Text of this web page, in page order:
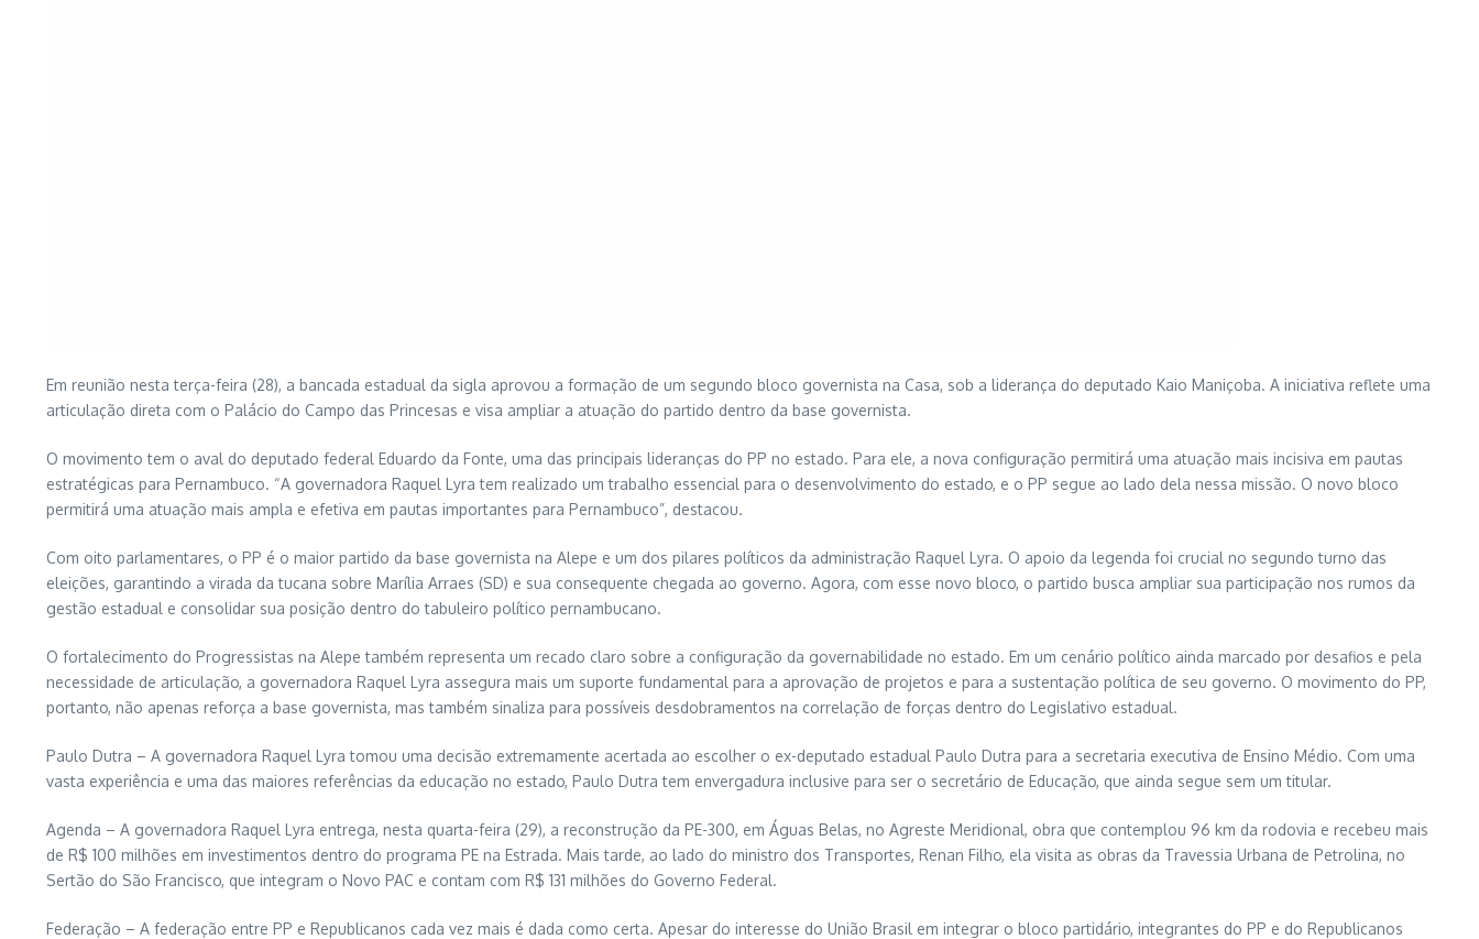
Em reunião nesta terça-feira (28), a bancada estadual da sigla aprovou a formação de um segundo bloco governista na Casa, sob a liderança do deputado Kaio Maniçoba. A iniciativa reflete uma
articulação direta com o Palácio do Campo das Princesas e visa ampliar a atuação do partido dentro da base governista.
O movimento tem o aval do deputado federal Eduardo da Fonte, uma das principais lideranças do PP no estado. Para ele, a nova configuração permitirá uma atuação mais incisiva em pautas
estratégicas para Pernambuco. “A governadora Raquel Lyra tem realizado um trabalho essencial para o desenvolvimento do estado, e o PP segue ao lado dela nessa missão. O novo bloco
permitirá uma atuação mais ampla e efetiva em pautas importantes para Pernambuco”, destacou.
Com oito parlamentares, o PP é o maior partido da base governista na Alepe e um dos pilares políticos da administração Raquel Lyra. O apoio da legenda foi crucial no segundo turno das
eleições, garantindo a virada da tucana sobre Marília Arraes (SD) e sua consequente chegada ao governo. Agora, com esse novo bloco, o partido busca ampliar sua participação nos rumos da
gestão estadual e consolidar sua posição dentro do tabuleiro político pernambucano.
O fortalecimento do Progressistas na Alepe também representa um recado claro sobre a configuração da governabilidade no estado. Em um cenário político ainda marcado por desafios e pela
necessidade de articulação, a governadora Raquel Lyra assegura mais um suporte fundamental para a aprovação de projetos e para a sustentação política de seu governo. O movimento do PP,
portanto, não apenas reforça a base governista, mas também sinaliza para possíveis desdobramentos na correlação de forças dentro do Legislativo estadual.
Paulo Dutra – A governadora Raquel Lyra tomou uma decisão extremamente acertada ao escolher o ex-deputado estadual Paulo Dutra para a secretaria executiva de Ensino Médio. Com uma
vasta experiência e uma das maiores referências da educação no estado, Paulo Dutra tem envergadura inclusive para ser o secretário de Educação, que ainda segue sem um titular.
Agenda – A governadora Raquel Lyra entrega, nesta quarta-feira (29), a reconstrução da PE-300, em Águas Belas, no Agreste Meridional, obra que contemplou 96 km da rodovia e recebeu mais
de R$ 100 milhões em investimentos dentro do programa PE na Estrada. Mais tarde, ao lado do ministro dos Transportes, Renan Filho, ela visita as obras da Travessia Urbana de Petrolina, no
Sertão do São Francisco, que integram o Novo PAC e contam com R$ 131 milhões do Governo Federal.
Federação – A federação entre PP e Republicanos cada vez mais é dada como certa. Apesar do interesse do União Brasil em integrar o bloco partidário, integrantes do PP e do Republicanos